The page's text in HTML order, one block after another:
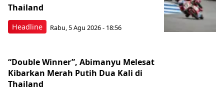
Headline
Thailand
Rabu, 5 Agu 2026 - 18:56
“Double Winner”, Abimanyu Melesat
Kibarkan Merah Putih Dua Kali di
Thailand